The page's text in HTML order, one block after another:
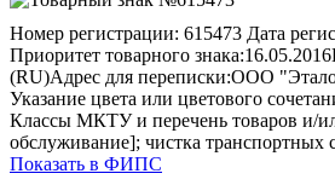
Номер регистрации: 615473 Дата
Приоритет товарного знака:16.05.2016
(RU)Адрес для переписки:ООО
Указание цвета или цветового
Классы МКТУ и перечень товаров и/
обслуживание]; чистка транспортных
Показать в ФИПС